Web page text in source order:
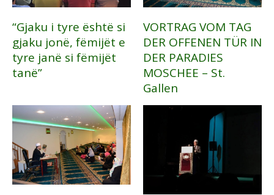
“Gjaku i tyre është si
gjaku jonë, fëmijët e
tyre janë si fëmijët
tanë”
VORTRAG VOM TAG
DER OFFENEN TÜR IN
DER PARADIES
MOSCHEE – St.
Gallen